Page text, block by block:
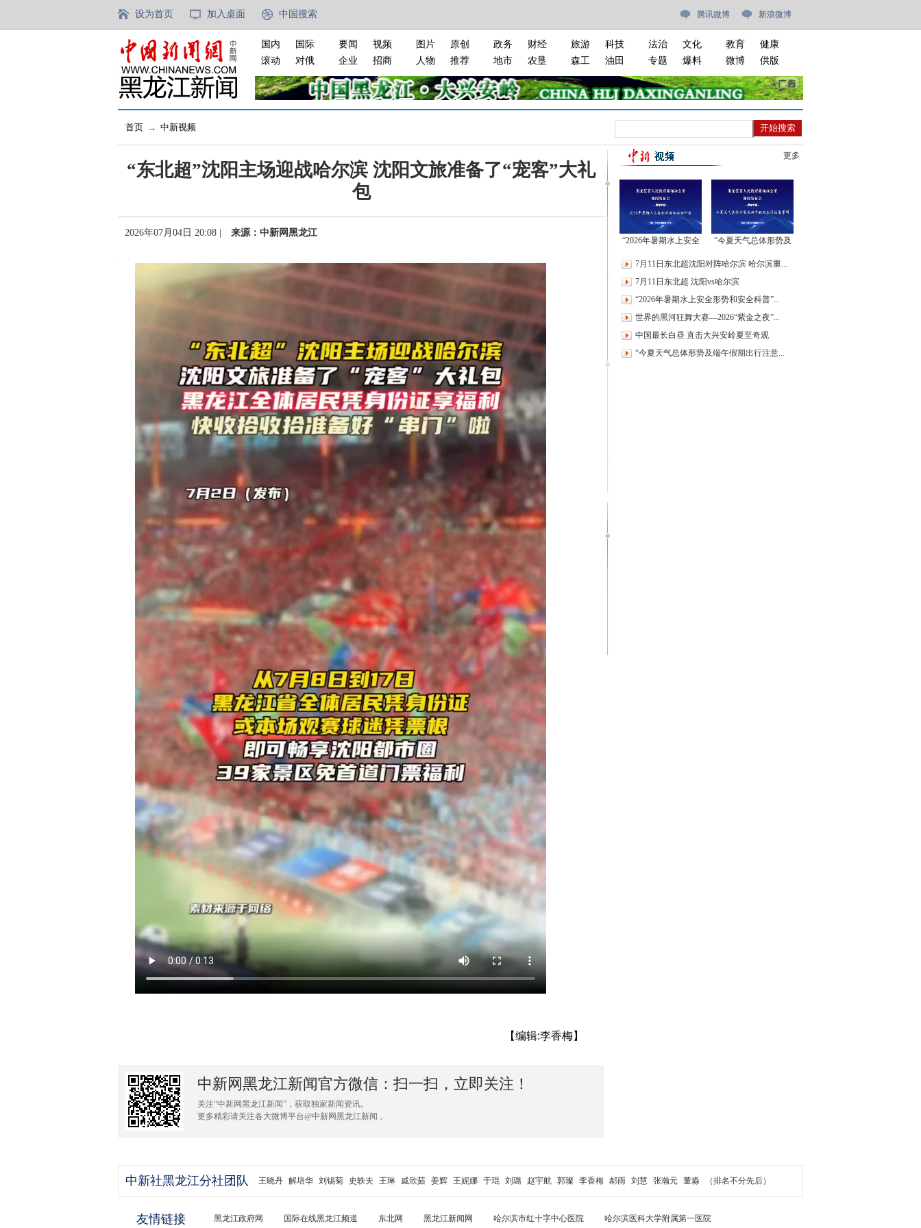
设为首页 加入桌面 中国搜索 腾讯微博 新浪微博
国内
国际
滚动
对俄
要闻
视频
企业
招商
图片
原创
人物
推荐
政务
财经
地市
农垦
旅游
科技
森工
油田
法治
文化
专题
爆料
教育
健康
微博
供版
首页 → 中新视频
“东北超”沈阳主场迎战哈尔滨 沈阳文旅准备了“宠客”大礼
包
2026年07月04日 20:08 | 来源：中新网黑龙江
【编辑:李香梅】
中新网黑龙江新闻官方微信：扫一扫，立即关注！
关注“中新网黑龙江新闻”，获取独家新闻资讯。
更多精彩请关注各大微博平台@中新网黑龙江新闻 。
更多
“2026年暑期水上安全
发布会
“今夏天气总体形势及
项”新闻发布会
7月11日东北超沈阳对阵哈尔滨 哈尔滨重...
7月11日东北超 沈阳vs哈尔滨
“2026年暑期水上安全形势和安全科普”...
世界的黑河狂舞大赛—2026“紫金之夜”...
中国最长白昼 直击大兴安岭夏至奇观
“今夏天气总体形势及端午假期出行注意...
中新社黑龙江分社团队 王晓丹 解培华 刘锡菊 史轶夫 王琳 戚欣茹 姜辉 王妮娜 于琨 刘璐 赵宇航 郭璨 李香梅 郝雨 刘慧 张瀚元 董淼 （排名不分先后）
友情链接 黑龙江政府网 国际在线黑龙江频道 东北网 黑龙江新闻网 哈尔滨市红十字中心医院 哈尔滨医科大学附属第一医院